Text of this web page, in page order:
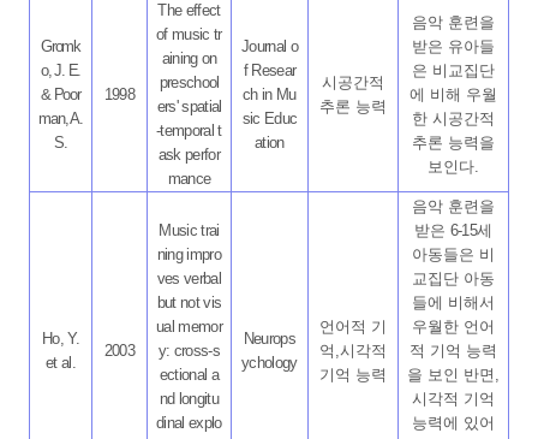
Gromk
o, J. E.
& Poor
man, A.
S.
1998
The effect
of music tr
aining on
preschool
ers' spatial
-temporal t
ask perfor
mance
Journal o
f Resear
ch in Mu
sic Educ
ation
시공간적
추론 능력
음악 훈련을
받은 유아들
은 비교집단
에 비해 우월
한 시공간적
추론 능력을
보인다.
Ho, Y.
et al.
2003
Music trai
ning impro
ves verbal
but not vis
ual memor
y: cross-s
ectional a
nd longitu
dinal explo
Neurops
ychology
언어적 기
억 ,시각적
기억 능력
음악 훈련을
받은 6-15세
아동들은 비
교집단 아동
들에 비해서
우월한 언어
적 기억 능력
을 보인 반면 ,
시각적 기억
능력에 있어